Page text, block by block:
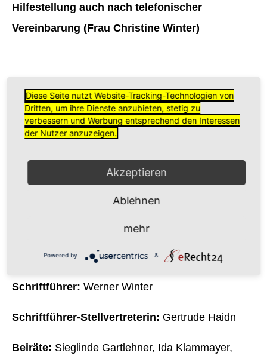
Hilfestellung auch nach telefonischer
Vereinbarung (Frau Christine Winter)
Vorstand
Bezirksobmann-Stellverteter:Monika Zeller und
Christine Winter
Kassierin-Stellvertreter:Christian Zeilinger
Schriftführer: Werner Winter
Schriftführer-Stellvertreterin: Gertrude Haidn
Beiräte: Sieglinde Gartlehner, Ida Klammayer,
Diese Seite nutzt Website-Tracking-Technologien von
Dritten, um ihre Dienste anzubieten, stetig zu
verbessern und Werbung entsprechend den Interessen
der Nutzer anzuzeigen.
Akzeptieren
Ablehnen
mehr
Powered by &